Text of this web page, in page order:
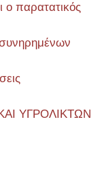
παρατατικός
ΥΓΡΟΛΙΚΤΩΝ